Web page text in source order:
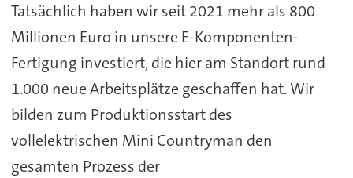
Tatsächlich haben wir seit 2021 mehr als 800
Millionen Euro in unsere E-Komponenten-
Fertigung investiert, die hier am Standort rund
1.000 neue Arbeitsplätze geschaffen hat. Wir
bilden zum Produktionsstart des
vollelektrischen Mini Countryman den
gesamten Prozess der